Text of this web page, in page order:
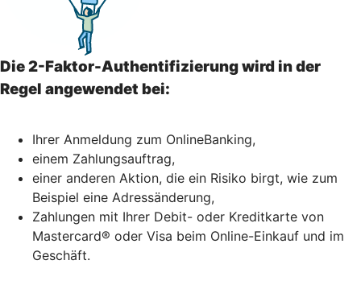
Die 2-Faktor-Authentifizierung wird in der
Regel angewendet bei:
Ihrer Anmeldung zum OnlineBanking,
einem Zahlungsauftrag,
einer anderen Aktion, die ein Risiko birgt, wie zum
Beispiel eine Adressänderung,
Zahlungen mit Ihrer Debit- oder Kreditkarte von
Mastercard® oder Visa beim Online-Einkauf und im
Geschäft.